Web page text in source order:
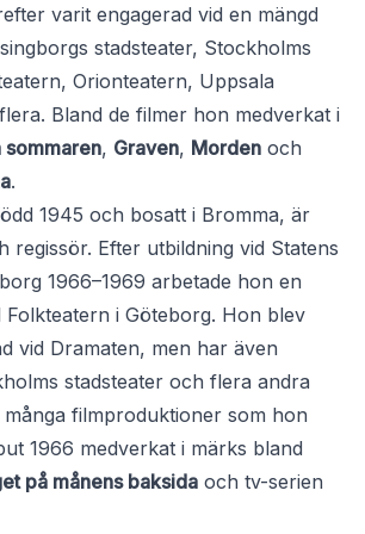
varit engagerad vid en mängd
stadsteater, Stockholms
Orionteatern, Uppsala
Bland de filmer hon medverkat i
sommaren, Graven, Morden och
.
1945 och bosatt i Bromma, är
regissör. Efter utbildning vid Statens
1966–1969 arbetade hon en
Folkteatern i Göteborg. Hon blev
vid Dramaten, men har även
stadsteater och flera andra
filmproduktioner som hon
1966 medverkat i märks bland
på månens baksida och tv-serien